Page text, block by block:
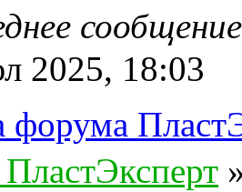
2025, 18:03
форума